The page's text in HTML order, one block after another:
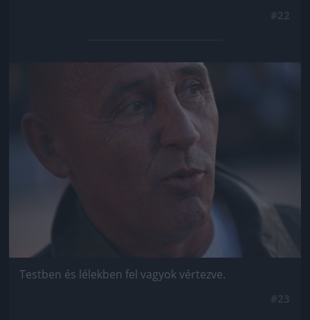
Jön még kép!
Testben és lélekben fel vagyok vértezve.